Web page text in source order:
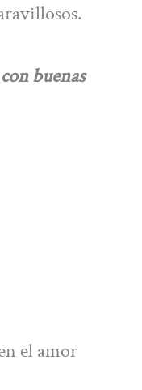
buenas
el amor